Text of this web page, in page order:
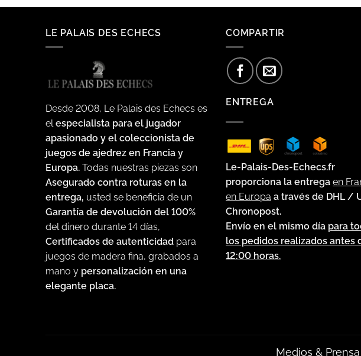
hasta
LE PALAIS DES ECHECS
Desde 2008, Le Palais des Echecs es
el especialista para el jugador
apasionado y el coleccionista de
juegos de ajedrez en Francia y
Europa. Todas nuestras piezas son
Asegurado contra roturas en la
entrega, usted se beneficia de un
Garantía de devolución del 100%
del dinero durante 14 días,
Certificados de autenticidad para
juegos de madera fina, grabados a
mano y personalización en una
elegante placa.
COMPARTIR
ENTREGA
Le-Palais-Des-Echecs.fr
proporciona la entrega en
en Europa a través de DHL /
Chronopost.
Envío en el mismo día para
los pedidos realizados antes
12:00 horas.
Medios &